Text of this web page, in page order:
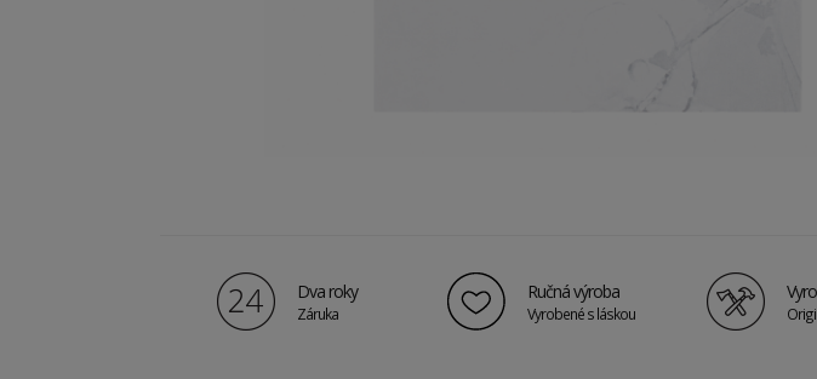
Dva roky
Záruka
Ručná výroba
Vyrobené s láskou